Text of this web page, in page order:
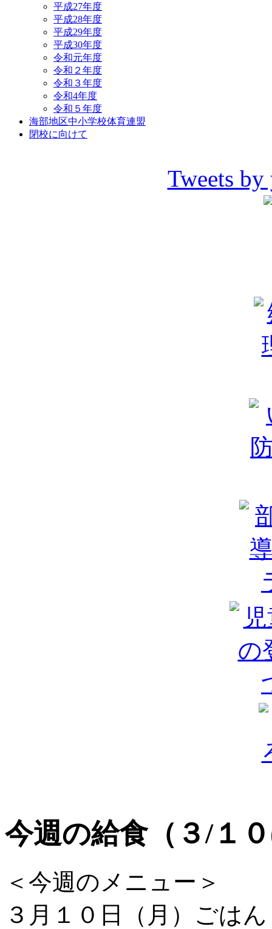
平成27年度
平成28年度
平成29年度
平成30年度
令和元年度
令和２年度
令和３年度
令和4年度
令和５年度
海部地区中小学校体育連盟
閉校に向けて
Tweets
今週の給食（３/１
＜今週のメニュー＞
３月１０日（月）ご